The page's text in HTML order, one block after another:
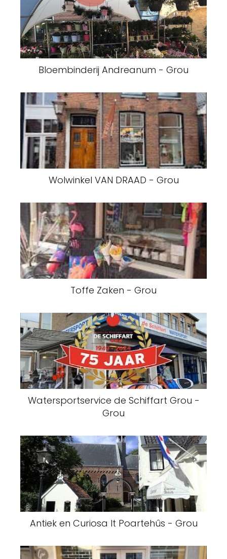
Bloembinderij Andreanum - Grou
Wolwinkel VAN DRAAD - Grou
Toffe Zaken - Grou
Watersportservice de Schiffart Grou -
Grou
Antiek en Curiosa It Poartehûs - Grou